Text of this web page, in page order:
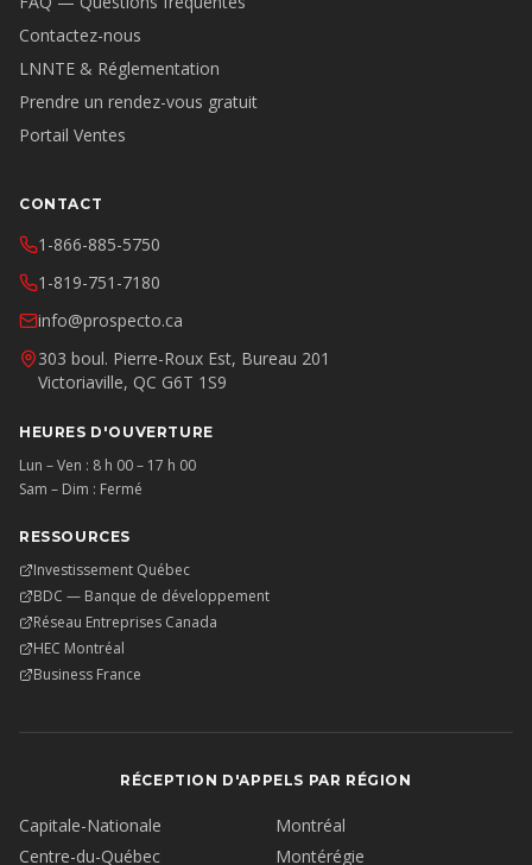
Contactez-nous
LNNTE & Réglementation
Prendre un rendez-vous gratuit
Portail Ventes
CONTACT
1-866-885-5750
1-819-751-7180
info@prospecto.ca
303 boul. Pierre-Roux Est, Bureau 201
Victoriaville, QC G6T 1S9
HEURES D'OUVERTURE
Lun – Ven : 8 h 00 – 17 h 00
Sam – Dim : Fermé
RESSOURCES
Investissement Québec
BDC — Banque de développement
Réseau Entreprises Canada
HEC Montréal
Business France
RÉCEPTION D'APPELS PAR RÉGION
Capitale-Nationale
Montréal
Centre-du-Québec
Montérégie